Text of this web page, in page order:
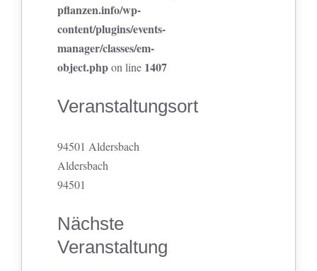
pflanzen.info/wp-
content/plugins/events-
manager/classes/em-
object.phpon line 1407
Veranstaltungsort
94501 Aldersbach
Aldersbach
94501
Nächste
Veranstaltung